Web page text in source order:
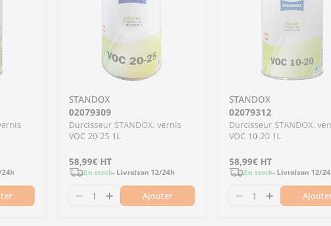
de base Standoblue 0.5L
Catalyseur de base Standoblue 0.5L
pour 02079306 - Durcisseur STANDOX. vernis VOC 25-30
la quantité pour 02079306 - Durcisseur STANDOX. vernis VOC
STANDOX
02079309
Durcisseur STANDOX. vernis
VOC 20-25 1L
Prix
58,99€ HT
En stock- Livraison 12/24h
Diminuer la quantité pour 02079309 -
Augmenter la quantité pour 02079309 -
Ajouter
STANDOX
02079312
Durcisseur STANDOX.
VOC 10-20 1L
Prix
58,99€ HT
En stock- Livraison 12/
Diminuer la
Augmenter